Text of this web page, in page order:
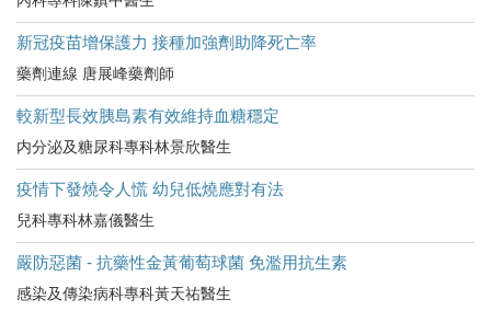
新冠疫苗增保護力 接種加強劑助降死亡率
藥劑連線 唐展峰藥劑師
較新型長效胰島素有效維持血糖穩定
内分泌及糖尿科專科林景欣醫生
疫情下發燒令人慌 幼兒低燒應對有法
兒科專科林嘉儀醫生
嚴防惡菌 - 抗藥性金黃葡萄球菌 免濫用抗生素
感染及傳染病科專科黃天祐醫生